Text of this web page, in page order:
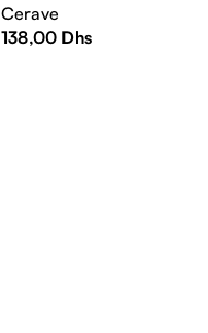
Cerave
138,00 Dhs